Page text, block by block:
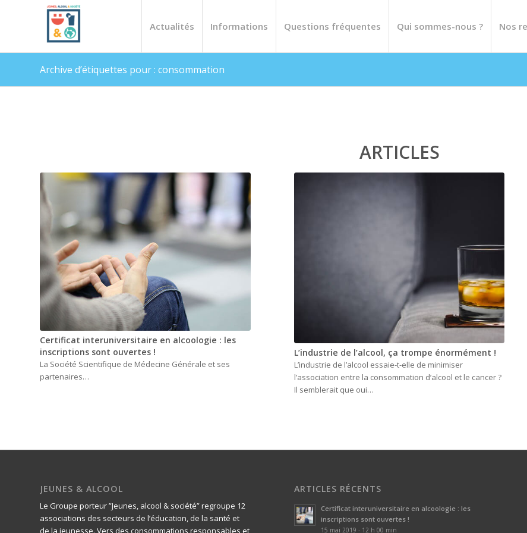
Actualités Informations Questions fréquentes Qui sommes-nous ? Nos
Archive d’étiquettes pour : consommation
ARTICLES
Certificat interuniversitaire en alcoologie : les
inscriptions sont ouvertes !
La Société Scientifique de Médecine Générale et ses
partenaires…
L’industrie de l’alcool, ça trompe énormément !
L’industrie de l’alcool essaie-t-elle de minimiser
l’association entre la consommation d’alcool et le cancer ?
Il semblerait que oui…
JEUNES & ALCOOL
Le Groupe porteur ”Jeunes, alcool & société” regroupe 12
associations des secteurs de l’éducation, de la santé et
de la jeunesse. Vers des consommations responsables et
ARTICLES RÉCENTS
Certificat interuniversitaire en alcoologie : les
inscriptions sont ouvertes !
15 mai 2019 - 12 h 00 min